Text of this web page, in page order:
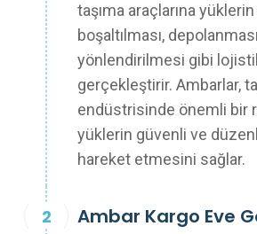
taşıma araçlarına
boşaltılması,
yönlendirilmesi gibi
gerçekleştirir. Ambarlar,
endüstrisinde önemli bir
yüklerin güvenli ve
hareket etmesini sağlar.
Ambar Kargo Eve